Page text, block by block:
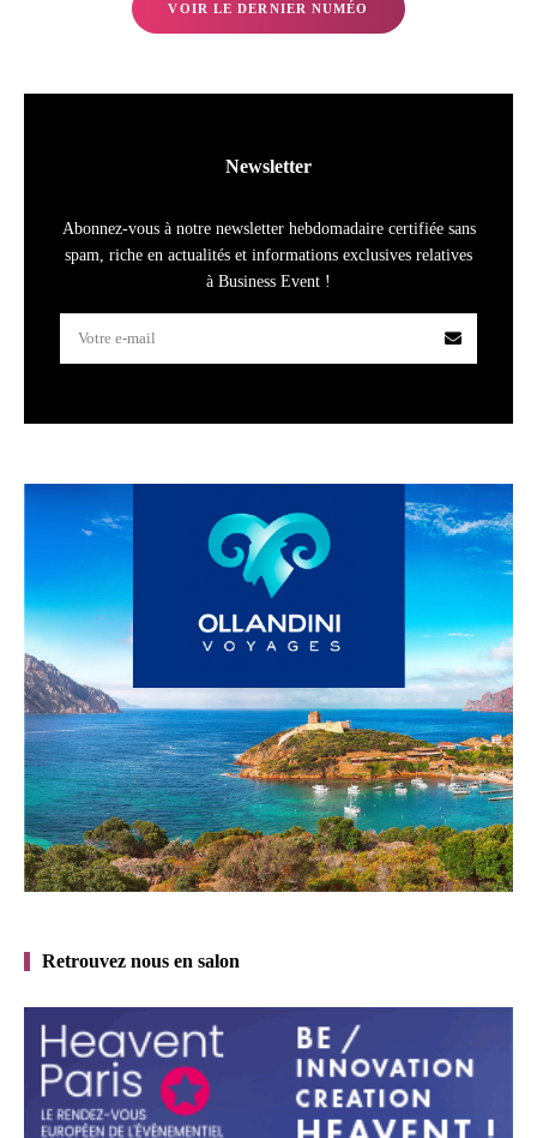
VOIR LE DERNIER NUMÉO
Newsletter
Abonnez-vous à notre newsletter hebdomadaire certifiée sans
spam, riche en actualités et informations exclusives relatives
à Business Event !
Retrouvez nous en salon